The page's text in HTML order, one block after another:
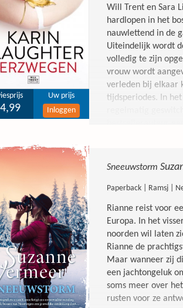
Uw prijs
Inloggen
Will Trent en Sara
hardlopen in het
nauwlettend in de
Uiteindelijk wordt
volledig te zijn
vrouw wordt
verleden bij elkaar
tijdsperiodes. In
regelmatig
bang te zijn, maar
slot en grendel en
oorspronkelijke
tikt de klok
Verzwegen
Telegraaf
kruisen elkaar in
Volkskrant
Nieuws
Sneeuwstorm
Paperback | Ramsj |
Rianne reist voor
Europa. In het
noorden wil laten
Rianne de
Maar wanneer zij
een jachtongeluk
soms meer over
rusten voor ze